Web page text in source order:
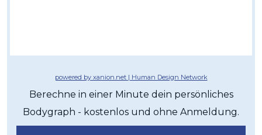
powered by xanion.net | Human Design Network
Berechne in einer Minute dein persönliches
Bodygraph - kostenlos und ohne Anmeldung.